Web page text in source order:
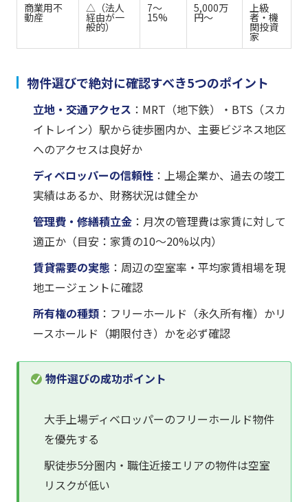
商業用不
動産
△（法人
経由が一
般的）
7〜
15%
5,000万
円〜
上級
者・機
関投資
家
物件選びで絶対に確認すべき5つのポイント
立地・交通アクセス ：MRT（地下鉄）・BTS（スカ
イトレイン）駅から徒歩圏内か、主要ビジネス地区
へのアクセスは良好か
ディベロッパーの信頼性 ：上場企業か、過去の竣工
実績はあるか、財務状況は健全か
管理費・修繕積立金 ：月次の管理費は家賃に対して
適正か（目安：家賃の10〜20%以内）
賃貸需要の実態 ：周辺の空室率・平均家賃相場を現
地エージェントに確認
所有権の種類 ：フリーホールド（永久所有権）かリ
ースホールド（期限付き）かを必ず確認
物件選びの成功ポイント
大手上場ディベロッパーのフリーホールド物件
を優先する
駅徒歩5分圏内・職住近接エリアの物件は空室
リスクが低い